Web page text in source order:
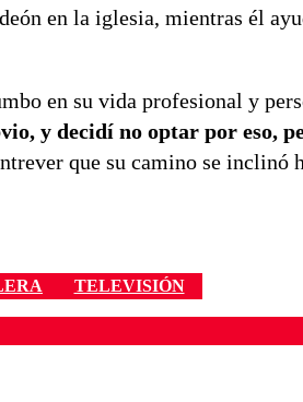
en la iglesia, mientras él
en su vida profesional y
y decidí no optar por eso,
que su camino se
TELEVISIÓN